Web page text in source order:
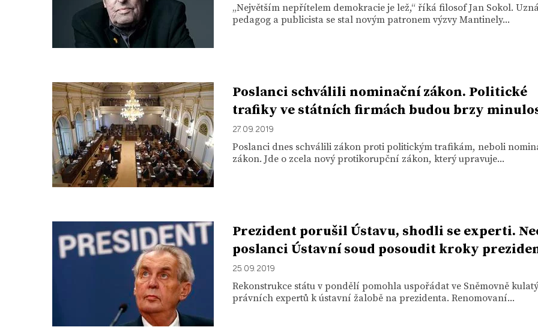
„Největším nepřítelem demokracie je lež,“ říká filosof Jan Sokol.
pedagog a publicista se stal novým patronem výzvy Mantinely...
Poslanci schválili nominační zákon. Politické
trafiky ve státních firmách budou brzy
27. 09. 2019
Poslanci dnes schválili zákon proti politickým trafikám, neboli
zákon. Jde o zcela nový protikorupční zákon, který upravuje...
Prezident porušil Ústavu, shodli se experti.
poslanci Ústavní soud posoudit kroky
25. 09. 2019
Rekonstrukce státu v pondělí pomohla uspořádat ve Sněmovně
právních expertů k ústavní žalobě na prezidenta. Renomovaní...